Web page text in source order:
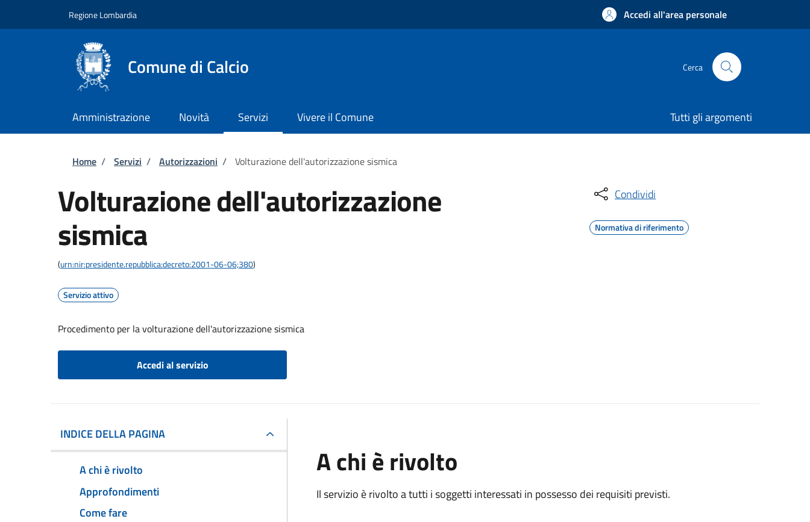
Regione Lombardia Accedi all'area personale
Comune di Calcio Cerca
Amministrazione Novità Servizi Vivere il Comune Tutti gli argomenti
Briciole di pane
Home / Servizi / Autorizzazioni / Volturazione dell'autorizzazione sismica
Volturazione dell'autorizzazione
sismica
(urn:nir:presidente.repubblica:decreto:2001-06-06;380)
Servizio attivo
Procedimento per la volturazione dell'autorizzazione sismica
Accedi al servizio
Condividi
Normativa di riferimento
INDICE DELLA PAGINA
A chi è rivolto
Approfondimenti
Come fare
A chi è rivolto
Il servizio è rivolto a tutti i soggetti interessati in possesso dei requisiti previsti.